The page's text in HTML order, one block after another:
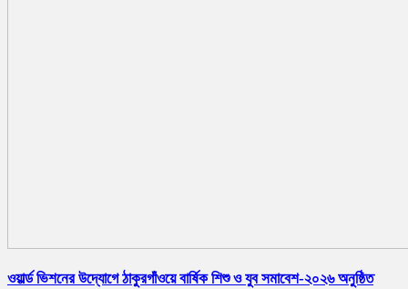
ওয়ার্ল্ড ভিশনের উদ্যোগে ঠাকুরগাঁওয়ে বার্ষিক শিশু ও যুব সমাবেশ-২০২৬ অনুষ্ঠিত